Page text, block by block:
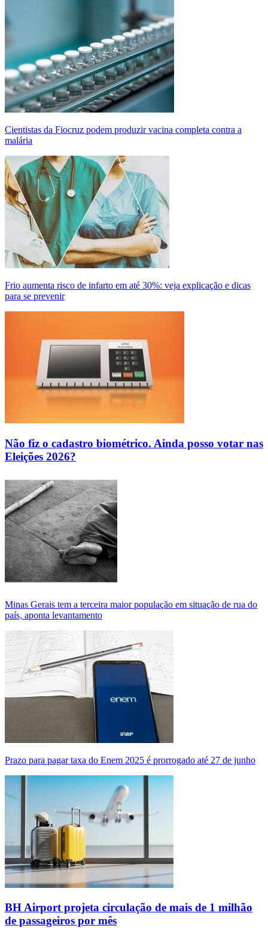
Cientistas da Fiocruz podem produzir vacina completa contra a
malária
Frio aumenta risco de infarto em até 30%: veja explicação e dicas
para se prevenir
Não fiz o cadastro biométrico. Ainda posso votar nas
Eleições 2026?
Minas Gerais tem a terceira maior população em situação de rua do
país, aponta levantamento
Prazo para pagar taxa do Enem 2025 é prorrogado até 27 de junho
BH Airport projeta circulação de mais de 1 milhão
de passageiros por mês